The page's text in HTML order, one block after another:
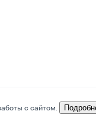
с сайтом.